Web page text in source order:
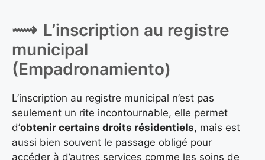
L’inscription au registre
municipal
(Empadronamiento)
L’inscription au registre municipal n’est pas
seulement un rite incontournable, elle permet
d’obtenir certains droits résidentiels, mais est
aussi bien souvent le passage obligé pour
accéder à d’autres services comme les soins de